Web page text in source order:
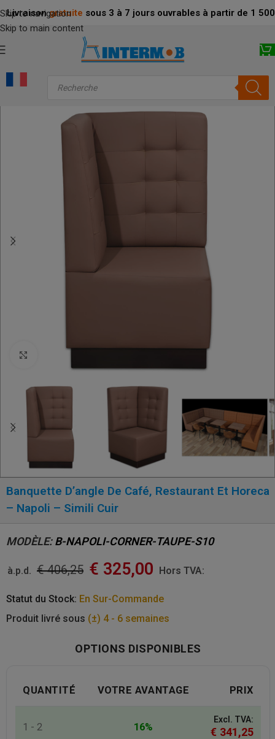
Skip to navigation
Skip to main content
Livraison gratuite sous 3 à 7 jours ouvrables à partir de 1
Banquette D’angle De Café, Restaurant Et Horeca
– Napoli – Simili Cuir
MODÈLE:B-NAPOLI-CORNER-TAUPE-S10
à.p.d. €406,25 € 325,00 Hors TVA:
Statut du Stock: En Sur-Commande
Produit livré sous (±) 4 - 6 semaines
OPTIONS DISPONIBLES
QUANTITÉ VOTRE AVANTAGE PRIX
1 - 2 16%
Excl. TVA:
€ 341,25